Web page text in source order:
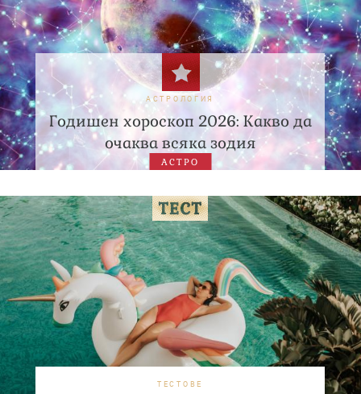
АСТРОЛОГИЯ
Годишен хороскоп 2026: Какво да
очаква всяка зодия
АСТРО
ТЕСТОВЕ